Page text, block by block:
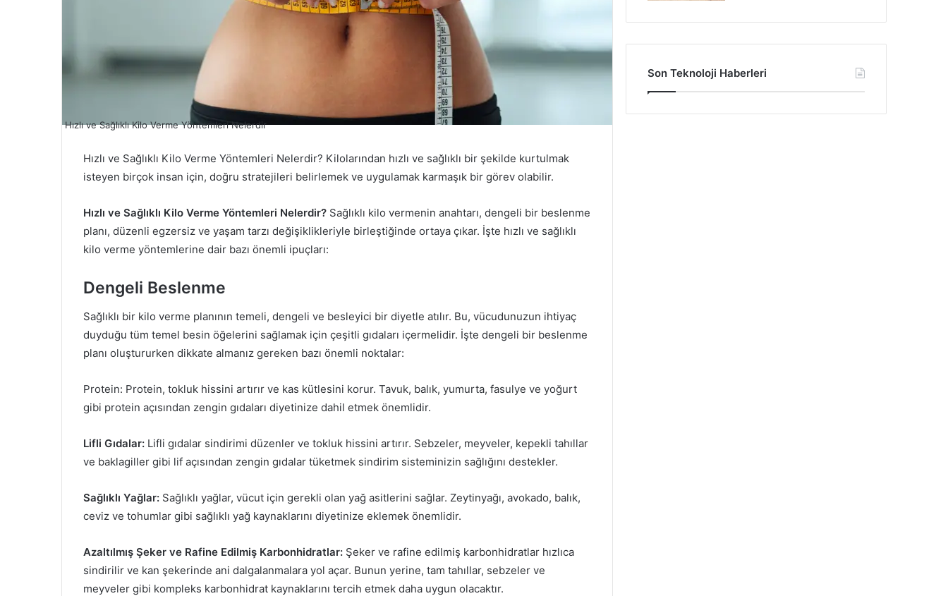
Hızlı ve Sağlıklı Kilo Verme Yöntemleri Nelerdir
Hızlı ve Sağlıklı Kilo Verme Yöntemleri Nelerdir? Kilolarından hızlı ve sağlıklı bir şekilde kurtulmak
isteyen birçok insan için, doğru stratejileri belirlemek ve uygulamak karmaşık bir görev olabilir.
Hızlı ve Sağlıklı Kilo Verme Yöntemleri Nelerdir? Sağlıklı kilo vermenin anahtarı, dengeli bir beslenme
planı, düzenli egzersiz ve yaşam tarzı değişiklikleriyle birleştiğinde ortaya çıkar. İşte hızlı ve sağlıklı
kilo verme yöntemlerine dair bazı önemli ipuçları:
Dengeli Beslenme
Sağlıklı bir kilo verme planının temeli, dengeli ve besleyici bir diyetle atılır. Bu, vücudunuzun ihtiyaç
duyduğu tüm temel besin öğelerini sağlamak için çeşitli gıdaları içermelidir. İşte dengeli bir beslenme
planı oluştururken dikkate almanız gereken bazı önemli noktalar:
Protein: Protein, tokluk hissini artırır ve kas kütlesini korur. Tavuk, balık, yumurta, fasulye ve yoğurt
gibi protein açısından zengin gıdaları diyetinize dahil etmek önemlidir.
Lifli Gıdalar: Lifli gıdalar sindirimi düzenler ve tokluk hissini artırır. Sebzeler, meyveler, kepekli tahıllar
ve baklagiller gibi lif açısından zengin gıdalar tüketmek sindirim sisteminizin sağlığını destekler.
Sağlıklı Yağlar: Sağlıklı yağlar, vücut için gerekli olan yağ asitlerini sağlar. Zeytinyağı, avokado, balık,
ceviz ve tohumlar gibi sağlıklı yağ kaynaklarını diyetinize eklemek önemlidir.
Azaltılmış Şeker ve Rafine Edilmiş Karbonhidratlar: Şeker ve rafine edilmiş karbonhidratlar hızlıca
sindirilir ve kan şekerinde ani dalgalanmalara yol açar. Bunun yerine, tam tahıllar, sebzeler ve
meyveler gibi kompleks karbonhidrat kaynaklarını tercih etmek daha uygun olacaktır.
Son Teknoloji Haberleri